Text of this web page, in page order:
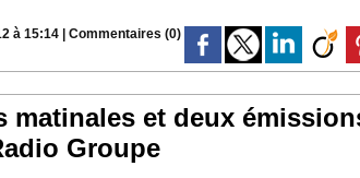
à 15:14 |Commentaires (0)
matinales et deux
Groupe